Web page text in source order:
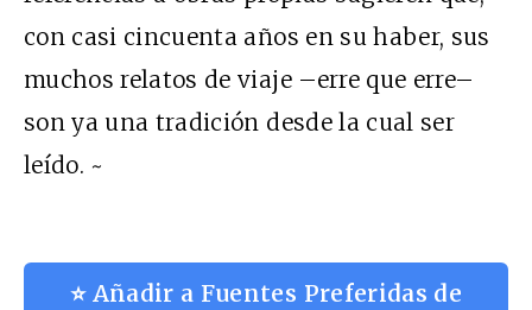
con casi cincuenta años en su haber, sus
muchos relatos de viaje –erre que erre–
son ya una tradición desde la cual ser
leído. ~
⭐ Añadir a Fuentes Preferidas de